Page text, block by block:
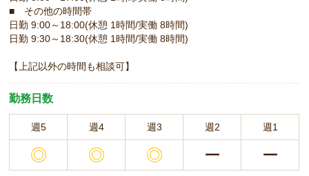
■ その他の時間帯
日勤 9:00～18:00(休憩 1時間/実働 8時間)
日勤 9:30～18:30(休憩 1時間/実働 8時間)
【上記以外の時間も相談可】
勤務日数
週5 週4 週3 週2 週1
◎ ◎ ◎ ー ー